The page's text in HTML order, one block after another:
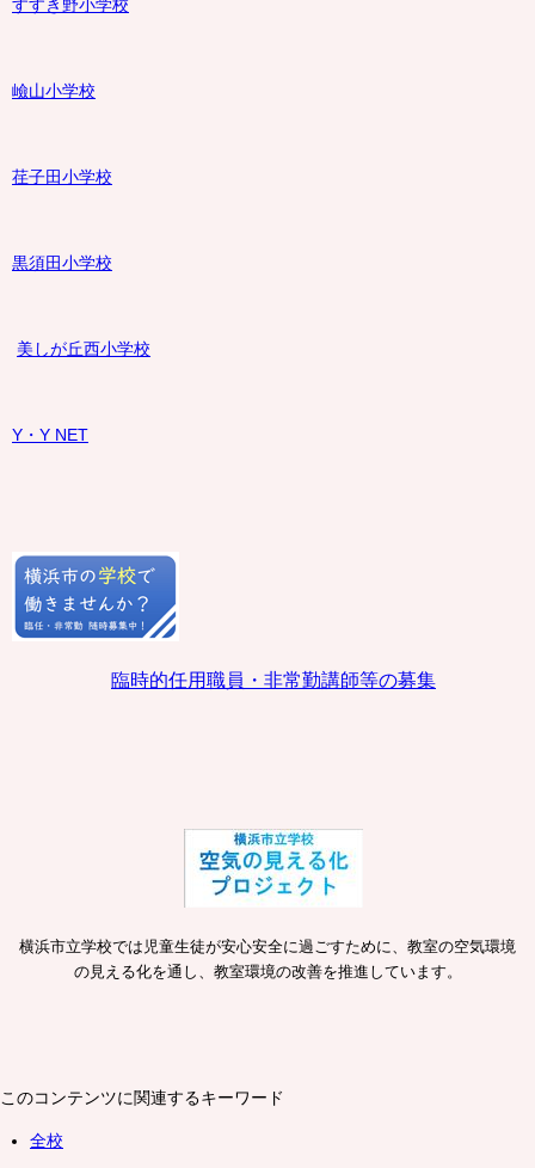
すすき野小学校
嶮山小学校
荏子田小学校
黒須田小学校
美しが丘西小学校
Y・Y NET
臨時的任用職員・非常勤講師等の募集
横浜市立学校では児童生徒が安心安全に過ごすために、教室の空気環境
の見える化を通し、教室環境の改善を推進しています。
このコンテンツに関連するキーワード
全校